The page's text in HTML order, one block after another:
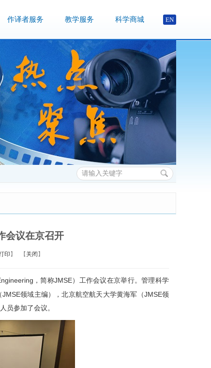
作译者服务 教学服务 科学商城 EN
会议在京召开
印 】 【 关闭 】
，简称JMSE）工作会议在京举行。管理科学
JMSE领域主编），北京航空航天大学黄海军（JMSE领
员参加了会议。